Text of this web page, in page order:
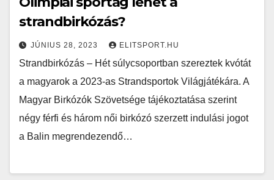
strandbirkózás?
JÚNIUS 28, 2023 ELITSPORT.HU
Strandbirkózás – Hét súlycsoportban szereztek kvótát
a magyarok a 2023-as Strandsportok Világjátékára. A
Magyar Birkózók Szövetsége tájékoztatása szerint
négy férfi és három női birkózó szerzett indulási jogot
a Balin megrendezendő…